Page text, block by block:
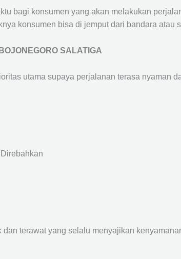
bagi konsumen yang akan melakukan
konsumen bisa di jemput dari bandara atau
SALATIGA
utama supaya perjalanan terasa nyaman
dan terawat yang selalu menyajikan